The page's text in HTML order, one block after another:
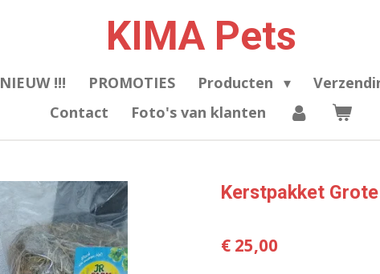
KIMA Pets
NIEUW !!! PROMOTIES Producten
Contact
Foto's van klanten
Kerstpakket
€ 25,00